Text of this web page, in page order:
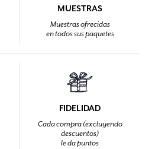
MUESTRAS
Muestras ofrecidas
en todos sus paquetes
FIDELIDAD
Cada compra (excluyendo
descuentos)
le da puntos